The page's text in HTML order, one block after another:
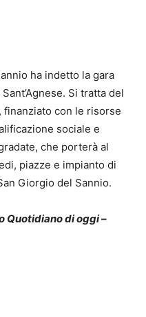
ha indetto la gara
Si tratta del
con le risorse
sociale e
che porterà al
piazze e impianto di
Giorgio del Sannio.
Quotidiano di oggi –